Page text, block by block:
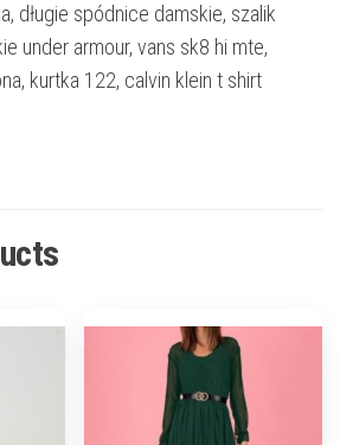
długie spódnice damskie, szalik
under armour, vans sk8 hi mte,
kurtka 122, calvin klein t shirt